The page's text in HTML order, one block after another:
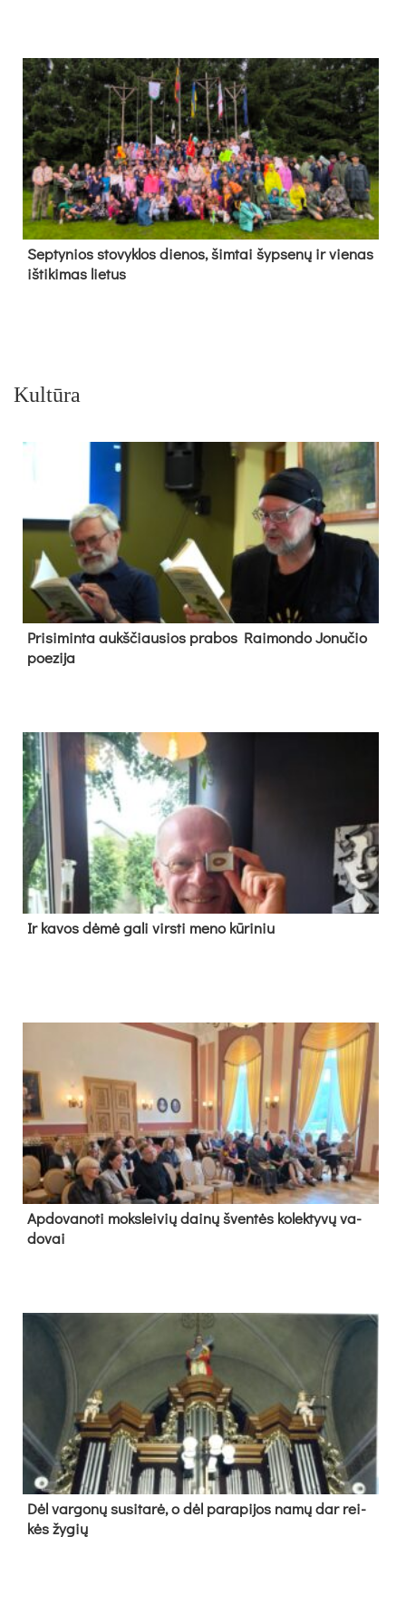
Sep­ty­nios sto­vyk­los die­nos, šim­tai šyp­se­nų ir vie­nas
iš­ti­ki­mas lie­tus
Kultūra
Pri­si­min­ta aukš­čiau­sios pra­bos Rai­mon­do Jo­nu­čio
poe­zi­ja
Ir ka­vos dė­mė ga­li virs­ti me­no kū­ri­niu
Ap­do­va­no­ti moks­lei­vių dai­nų šven­tės ko­lek­ty­vų va­
do­vai
Dėl var­go­nų su­si­ta­rė, o dėl pa­ra­pi­jos na­mų dar rei­
kės žy­gių